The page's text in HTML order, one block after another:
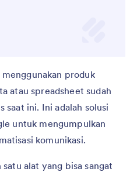
produk
atau spreadsheet sudah
saat ini. Ini adalah solusi
untuk mengumpulkan
komunikasi.
alat yang bisa sangat